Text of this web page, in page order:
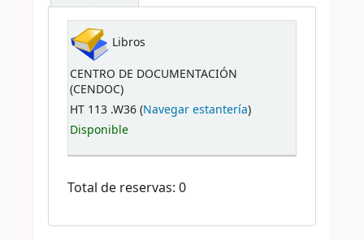
Libros
CENTRO DE DOCUMENTACIÓN
(CENDOC)
HT 113 .W36 (Navegar estantería)
Disponible
Total de reservas: 0